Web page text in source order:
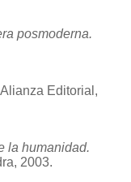
posmoderna.
Editorial,
la humanidad.
2003.